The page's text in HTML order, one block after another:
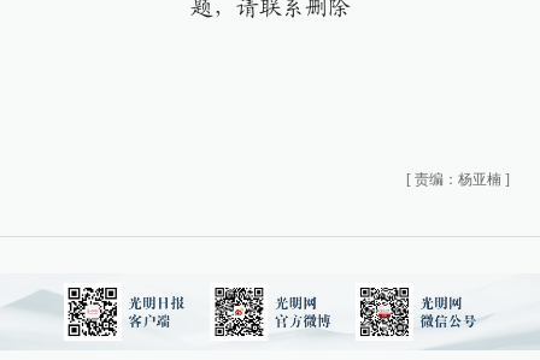
题，请联系删除
[ 责编：杨亚楠 ]